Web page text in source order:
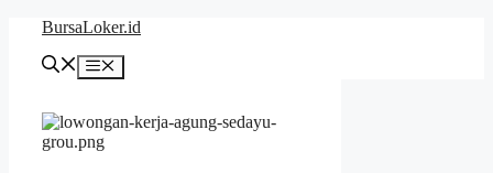
Langsung
BursaLoker.id
Menu